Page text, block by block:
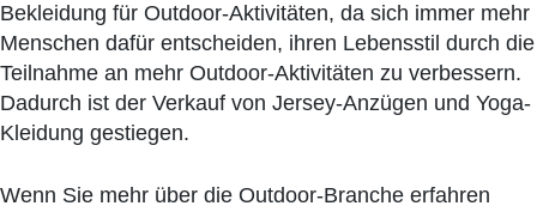
Bekleidung für Outdoor-Aktivitäten, da sich immer mehr
Menschen dafür entscheiden, ihren Lebensstil durch die
Teilnahme an mehr Outdoor-Aktivitäten zu verbessern.
Dadurch ist der Verkauf von Jersey-Anzügen und Yoga-
Kleidung gestiegen.
Wenn Sie mehr über die Outdoor-Branche erfahren